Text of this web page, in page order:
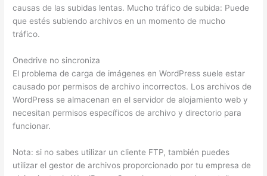
causas de las subidas lentas. Mucho tráfico de subida: Puede
que estés subiendo archivos en un momento de mucho
tráfico.
Onedrive no sincroniza
El problema de carga de imágenes en WordPress suele estar
causado por permisos de archivo incorrectos. Los archivos de
WordPress se almacenan en el servidor de alojamiento web y
necesitan permisos específicos de archivo y directorio para
funcionar.
Nota: si no sabes utilizar un cliente FTP, también puedes
utilizar el gestor de archivos proporcionado por tu empresa de